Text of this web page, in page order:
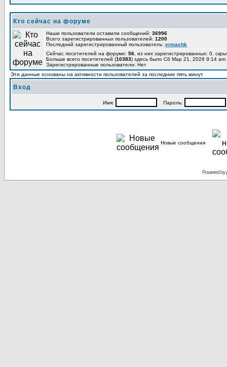
Кто сейчас на форуме
Наши пользователи оставили сообщений: 36996
Всего зарегистрированных пользователей: 1200
Последний зарегистрированный пользователь: ermachk
Сейчас посетителей на форуме: 56 , из них зарегистрированных: 0,
Больше всего посетителей (10383) здесь было Сб Мар 21, 2026 9:14 am
Зарегистрированные пользователи: Нет
Эти данные основаны на активности пользователей за последние пять минут
Вход
Имя: Пароль:
Новые сообщения
Powered by